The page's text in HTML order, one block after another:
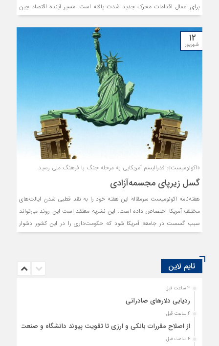
برای اعمال اقدامات محرک جدید شدت یافته است. مسیر آینده اقتصاد چین
به‌شدت وابسته به توانایی دولت در بازگرداندن اعتماد مصرف‌کنندگان داخلی،
کنترل رقابت‌های قیمتی در صنایع کلیدی و موفقیت در مذاکرات تجاری با
آمریکا خواهد بود.
۱۲
شهریور
«اکونومیست»: فدرالیسم آمریکایی به مرحله جنگ با فرهنگ ملی رسید
گسل زیرپای مجسمه‌آزادی
هفته‌نامه اکونومیست سرمقاله این هفته خود را به نقد قطبی شدن ایالت‌‌های
مختلف آمریکا اختصاص داده است. این نشریه معتقد است این روند می‌‌تواند
سبب گسست در جامعه آمریکا شود که حکومت‌‌داری را در این کشور دشوار
تایم لاین
3 ساعت قبل
ردیابی دلارهای صادراتی
4 ساعت قبل
از اصلاح مقررات بانکی و ارزی تا تقویت پیوند دانشگاه و صنعت
4 ساعت قبل